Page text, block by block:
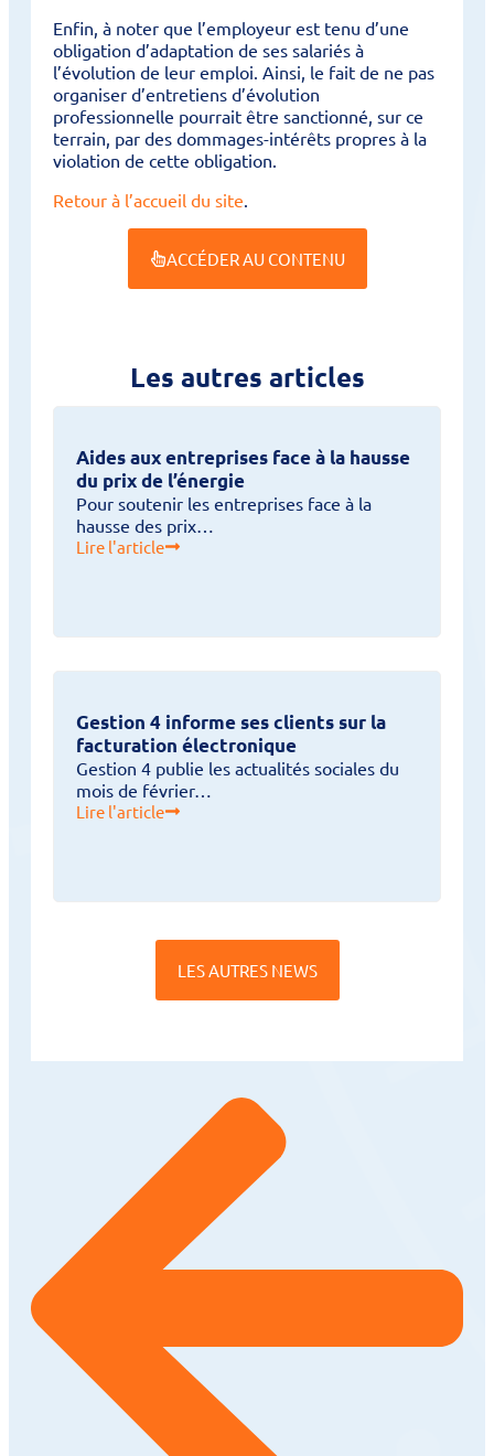
Enfin, à noter que l’employeur est tenu d’une
obligation d’adaptation de ses salariés à
l’évolution de leur emploi. Ainsi, le fait de ne pas
organiser d’entretiens d’évolution
professionnelle pourrait être sanctionné, sur ce
terrain, par des dommages-intérêts propres à la
violation de cette obligation.
Retour à l’accueil du site
ACCÉDER AU CONTENU
Les autres articles
Aides aux entreprises face à la hausse
du prix de l’énergie
Pour soutenir les entreprises face à la
hausse des prix…
Lire l'article
Gestion 4 informe ses clients sur la
facturation électronique
Gestion 4 publie les actualités sociales du
mois de février…
Lire l'article
LES AUTRES NEWS